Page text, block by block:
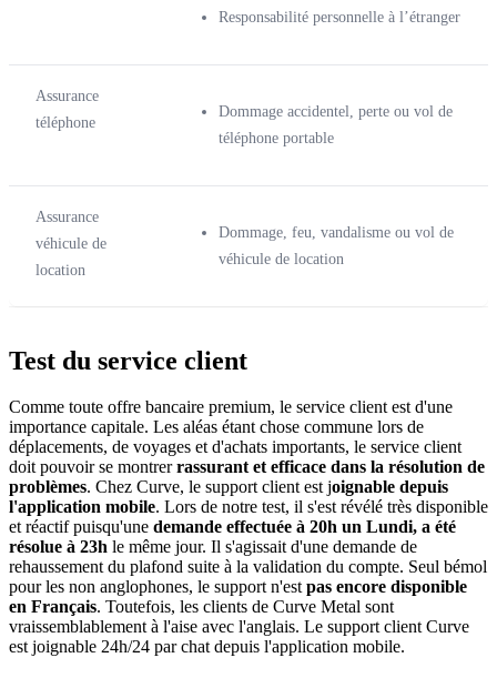
Responsabilité personnelle à l’étranger
Assurance
téléphone
Dommage accidentel, perte ou vol de
téléphone portable
Assurance
véhicule de
location
Dommage, feu, vandalisme ou vol de
véhicule de location
Test du service client
Comme toute offre bancaire premium, le service client est d'une
importance capitale. Les aléas étant chose commune lors de
déplacements, de voyages et d'achats importants, le service client
doit pouvoir se montrerrassurant et efficace dans la résolution de
problèmes. Chez Curve, le support client est joignable depuis
l'application mobile. Lors de notre test, il s'est révélé très disponible
et réactif puisqu'une demande effectuée à 20h un Lundi, a été
résolue à 23h le même jour. Il s'agissait d'une demande de
rehaussement du plafond suite à la validation du compte. Seul bémol
pour les non anglophones, le support n'estpas encore disponible
en Français. Toutefois, les clients de Curve Metal sont
vraissemblablement à l'aise avec l'anglais. Le support client Curve
est joignable 24h/24 par chat depuis l'application mobile.